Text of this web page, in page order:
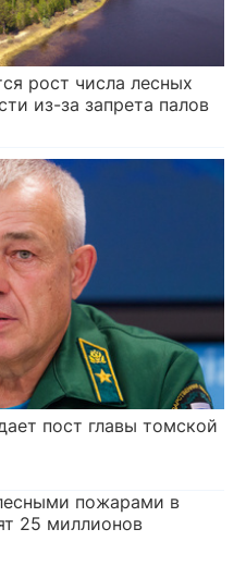
рост числа лесных
из-за запрета палов
пост главы томской
пожарами в
25 миллионов